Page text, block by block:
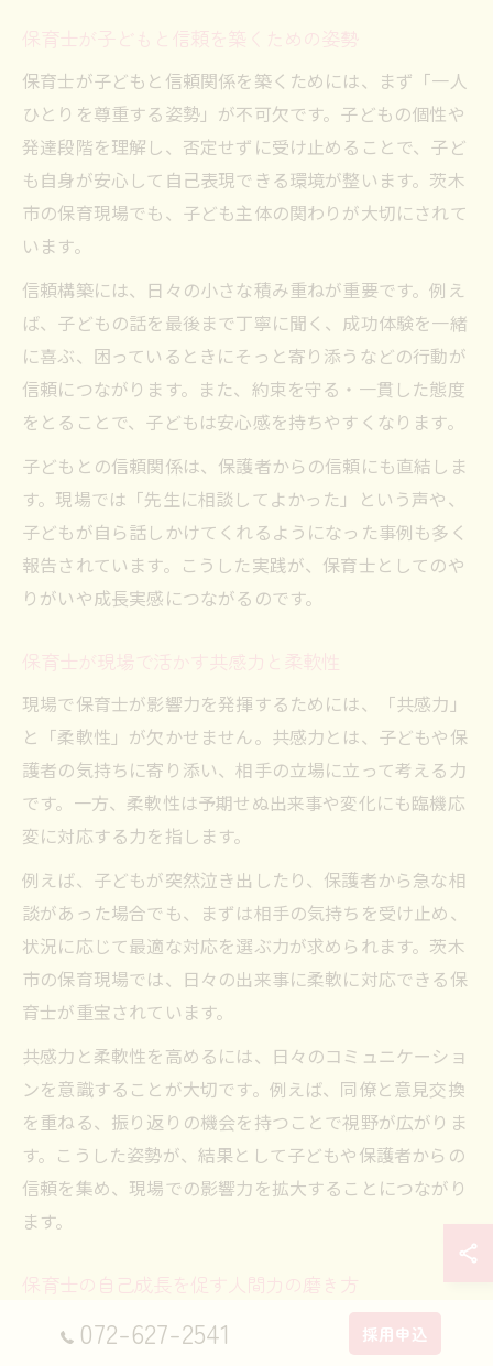
保育士が子どもと信頼を築くための姿勢
保育士が子どもと信頼関係を築くためには、まず「一人
ひとりを尊重する姿勢」が不可欠です。子どもの個性や
発達段階を理解し、否定せずに受け止めることで、子ど
も自身が安心して自己表現できる環境が整います。茨木
市の保育現場でも、子ども主体の関わりが大切にされて
います。
信頼構築には、日々の小さな積み重ねが重要です。例え
ば、子どもの話を最後まで丁寧に聞く、成功体験を一緒
に喜ぶ、困っているときにそっと寄り添うなどの行動が
信頼につながります。また、約束を守る・一貫した態度
をとることで、子どもは安心感を持ちやすくなります。
子どもとの信頼関係は、保護者からの信頼にも直結しま
す。現場では「先生に相談してよかった」という声や、
子どもが自ら話しかけてくれるようになった事例も多く
報告されています。こうした実践が、保育士としてのや
りがいや成長実感につながるのです。
保育士が現場で活かす共感力と柔軟性
現場で保育士が影響力を発揮するためには、「共感力」
と「柔軟性」が欠かせません。共感力とは、子どもや保
護者の気持ちに寄り添い、相手の立場に立って考える力
です。一方、柔軟性は予期せぬ出来事や変化にも臨機応
変に対応する力を指します。
例えば、子どもが突然泣き出したり、保護者から急な相
談があった場合でも、まずは相手の気持ちを受け止め、
状況に応じて最適な対応を選ぶ力が求められます。茨木
市の保育現場では、日々の出来事に柔軟に対応できる保
育士が重宝されています。
共感力と柔軟性を高めるには、日々のコミュニケーショ
ンを意識することが大切です。例えば、同僚と意見交換
を重ねる、振り返りの機会を持つことで視野が広がりま
す。こうした姿勢が、結果として子どもや保護者からの
信頼を集め、現場での影響力を拡大することにつながり
ます。
保育士の自己成長を促す人間力の磨き方
長く働き続けるためには、保育士自身が「自己成長」を
意識することが重要です。人間力を磨くことで、現場で
072-627-2541 採用申込